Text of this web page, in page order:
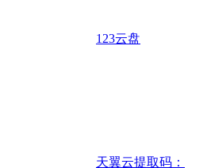
123云盘
天翼云提取码：